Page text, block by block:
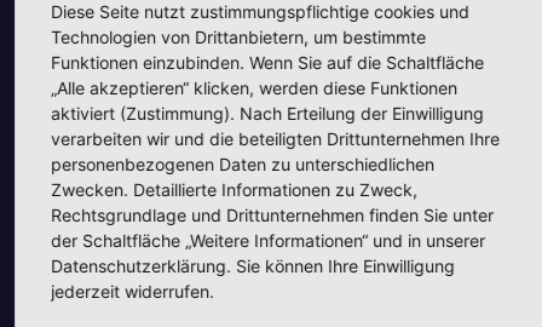
Unsere Partner
Diese Seite nutzt zustimmungspflichtige cookies und
Technologien von Drittanbietern, um bestimmte
Funktionen einzubinden. Wenn Sie auf die Schaltfläche
„Alle akzeptieren“ klicken, werden diese Funktionen
aktiviert (Zustimmung). Nach Erteilung der Einwilligung
verarbeiten wir und die beteiligten Drittunternehmen Ihre
personenbezogenen Daten zu unterschiedlichen
Zwecken. Detaillierte Informationen zu Zweck,
Rechtsgrundlage und Drittunternehmen finden Sie unter
der Schaltfläche „Weitere Informationen“ und in unserer
Datenschutzerklärung. Sie können Ihre Einwilligung
jederzeit widerrufen.